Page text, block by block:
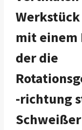
mit einem
der die
-richtung